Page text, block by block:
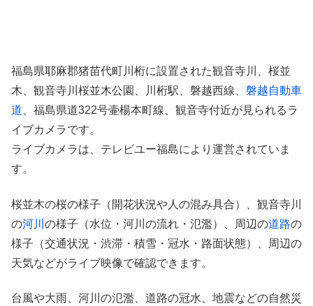
福島県耶麻郡猪苗代町川桁に設置された観音寺川、桜並
木、観音寺川桜並木公園、川桁駅、磐越西線、 磐越自動車
道 、福島県道322号壷楊本町線、観音寺付近が見られるラ
イブカメラです。
ライブカメラは、テレビユー福島により運営されていま
す。
桜並木の桜の様子（開花状況や人の混み具合）、観音寺川
の河川 の様子（水位・河川の流れ・氾濫）、周辺の道路の
様子（交通状況・渋滞・積雪・冠水・路面状態）、周辺の
天気などがライブ映像で確認できます。
台風や大雨、河川の氾濫、道路の冠水、地震などの自然災